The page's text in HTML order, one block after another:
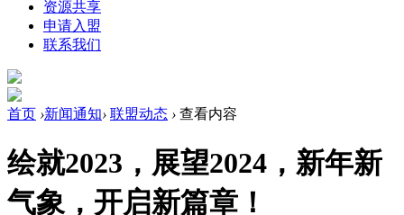
资源共享
申请入盟
联系我们
首页 ›新闻通知› 联盟动态 › 查看内容
绘就2023，展望2024，新年新
气象，开启新篇章！